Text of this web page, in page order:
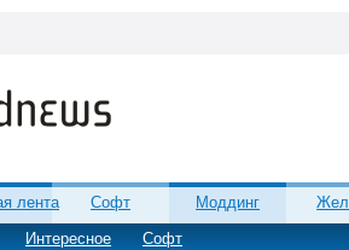
лента
Интересное Софт
Софт Моддинг